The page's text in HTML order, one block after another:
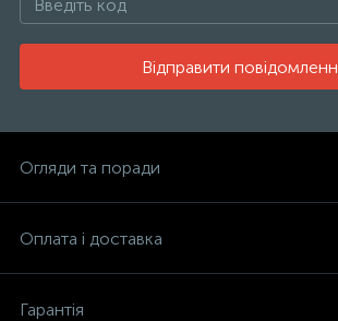
Відправити
Огляди та поради
Оплата і доставка
Гарантія